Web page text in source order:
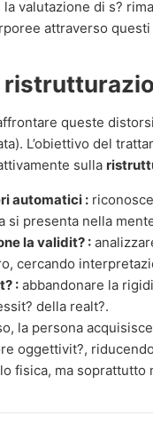
la valutazione di s?
attraverso
queste
L’obiettivo del
sulla
automatici :
si presenta nella
la validit? :
cercando
: abbandonare la
della realt?.
la persona
oggettivit?,
fisica, ma soprattutto